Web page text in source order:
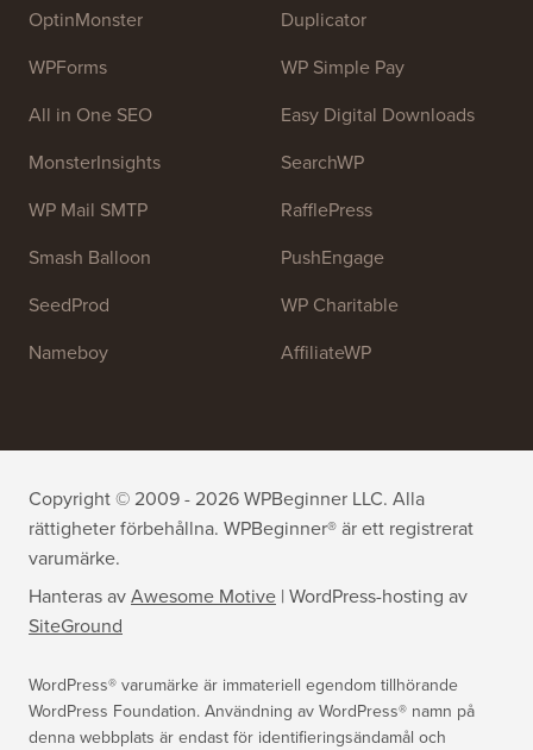
OptinMonster
WPForms
All in One SEO
MonsterInsights
WP Mail SMTP
Smash Balloon
SeedProd
Nameboy
Duplicator
WP Simple Pay
Easy Digital Downloads
SearchWP
RafflePress
PushEngage
WP Charitable
AffiliateWP
Copyright © 2009 - 2026 WPBeginner LLC. Alla
rättigheter förbehållna. WPBeginner® är ett registrerat
varumärke.
Hanteras avAwesome Motive | WordPress-hosting av
SiteGround
WordPress® varumärke är immateriell egendom tillhörande
WordPress Foundation. Användning av WordPress® namn på
denna webbplats är endast för identifieringsändamål och